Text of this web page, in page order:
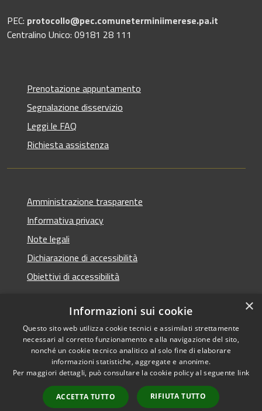
PEC: protocollo@pec.comuneterminiimerese.pa.it
Centralino Unico: 09181 28 111
Prenotazione appuntamento
Segnalazione disservizio
Leggi le FAQ
Richiesta assistenza
Amministrazione trasparente
Informativa privacy
Note legali
Dichiarazione di accessibilità
Obiettivi di accessibilità
RSS
Accessibilità
Cookie
Mappa del sito
Webmail - Posta
Copyright © 2026 • Comune di
Termini Imerese • Powered
byMunicipium•
redazione
×
Informazioni sui cookie
Questo sito web utilizza cookie tecnici e assimilati strettamente
necessari al corretto funzionamento e alla navigazione del sito,
nonché un cookie tecnico analitico al solo fine di elaborare
informazioni statistiche, aggregate e anonime.
Per maggiori dettagli, può consultare la cookie policy al seguente link
ACCETTA TUTTO RIFIUTA TUTTO